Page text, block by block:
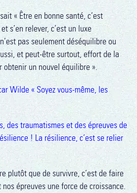
« Être en bonne santé, c’est
s’en relever, c’est un luxe
pas seulement déséquilibre ou
et peut-être surtout, effort de la
obtenir un nouvel équilibre ».
Wilde « Soyez vous-même, les
des traumatismes et des épreuves de
! La résilience, c’est se relier
plutôt que de survivre, c’est de faire
épreuves une force de croissance.